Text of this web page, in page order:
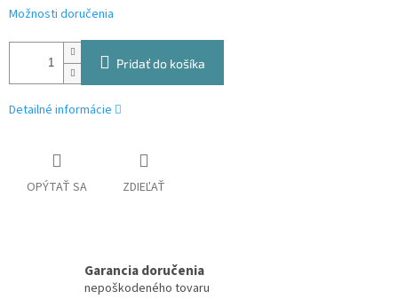
Možnosti doručenia
Pridať do košíka
Detailné informácie
OPÝTAŤ SA ZDIEĽAŤ
Garancia doručenia
nepoškodeného tovaru